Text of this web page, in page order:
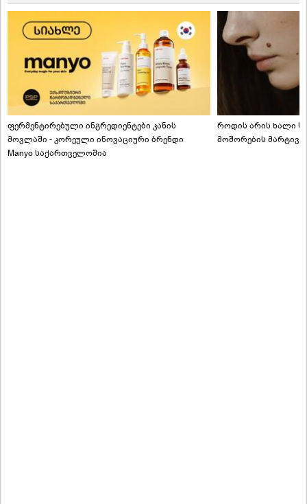
ფერმენტირებული ინგრედიენტები კანის
მოვლაში - კორეული ინოვაციური ბრენდი
Manyo საქართველოშია
როდის არის ხალი
მოშორების